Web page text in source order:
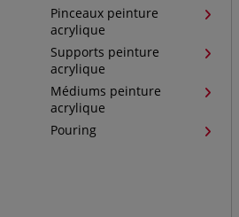
Pinceaux peinture
acrylique
Supports peinture
acrylique
Médiums peinture
acrylique
Pouring